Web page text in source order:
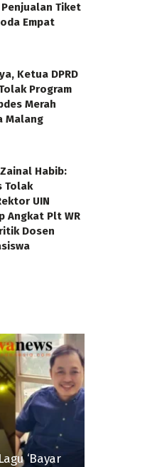
Tiket
Empat
Ketua DPRD
Program
Merah
Malang
Habib:
Tolak
UIN
Angkat Plt WR
Dosen
‘Bayar